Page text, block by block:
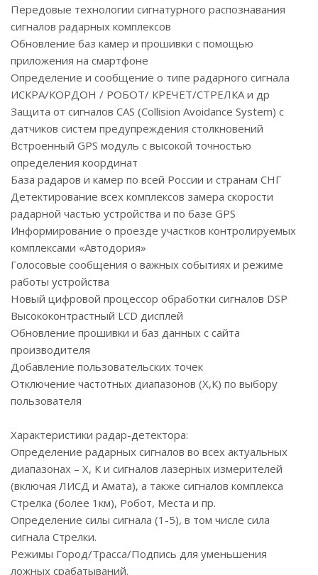
Передовые технологии сигнатурного распознавания
сигналов радарных комплексов
Обновление баз камер и прошивки с помощью
приложения на смартфоне
Определение и сообщение о типе радарного сигнала
ИСКРА/КОРДОН / РОБОТ/ КРЕЧЕТ/СТРЕЛКА и др
Защита от сигналов CAS (Collision Avoidance System) с
датчиков систем предупреждения столкновений
Встроенный GPS модуль с высокой точностью
определения координат
База радаров и камер по всей России и странам СНГ
Детектирование всех комплексов замера скорости
радарной частью устройства и по базе GPS
Информирование о проезде участков контролируемых
комплексами «Автодория»
Голосовые сообщения о важных событиях и режиме
работы устройства
Новый цифровой процессор обработки сигналов DSP
Высококонтрастный LCD дисплей
Обновление прошивки и баз данных с сайта
производителя
Добавление пользовательских точек
Отключение частотных диапазонов (Х,К) по выбору
пользователя
Характеристики радар-детектора:
Определение радарных сигналов во всех актуальных
диапазонах – Х, К и сигналов лазерных измерителей
(включая ЛИСД и Амата), а также сигналов комплекса
Стрелка (более 1км), Робот, Места и пр.
Определение силы сигнала (1-5), в том числе сила
сигнала Стрелки.
Режимы Город/Трасса/Подпись для уменьшения
ложных срабатываний.